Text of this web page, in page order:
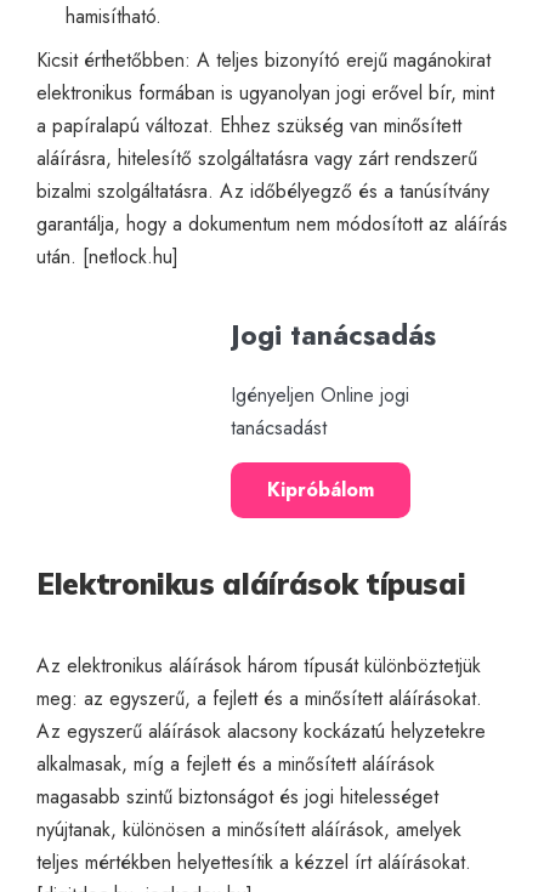
hamisítható.
Kicsit érthetőbben: A teljes bizonyító erejű magánokirat
elektronikus formában is ugyanolyan jogi erővel bír, mint
a papíralapú változat. Ehhez szükség van minősített
aláírásra, hitelesítő szolgáltatásra vagy zárt rendszerű
bizalmi szolgáltatásra. Az időbélyegző és a tanúsítvány
garantálja, hogy a dokumentum nem módosított az aláírás
után. [netlock.hu]
Jogi tanácsadás
Igényeljen Online jogi
tanácsadást
Kipróbálom
Elektronikus aláírások típusai
Az elektronikus aláírások három típusát különböztetjük
meg: az egyszerű, a fejlett és a minősített aláírásokat.
Az egyszerű aláírások alacsony kockázatú helyzetekre
alkalmasak, míg a fejlett és a minősített aláírások
magasabb szintű biztonságot és jogi hitelességet
nyújtanak, különösen a minősített aláírások, amelyek
teljes mértékben helyettesítik a kézzel írt aláírásokat.